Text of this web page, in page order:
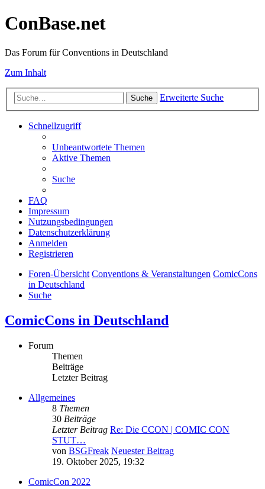
ConBase.net
Das Forum für Conventions in Deutschland
Zum Inhalt
Suche Erweiterte Suche
Schnellzugriff
Unbeantwortete Themen
Aktive Themen
Suche
FAQ
Impressum
Nutzungsbedingungen
Datenschutzerklärung
Anmelden
Registrieren
Foren-Übersicht Conventions & Veranstaltungen ComicCons
in Deutschland
Suche
ComicCons in Deutschland
Forum
Themen
Beiträge
Letzter Beitrag
Allgemeines
8 Themen
30 Beiträge
Letzter Beitrag Re: Die CCON | COMIC CON
STUT…
von BSGFreak Neuester Beitrag
19. Oktober 2025, 19:32
ComicCon 2022